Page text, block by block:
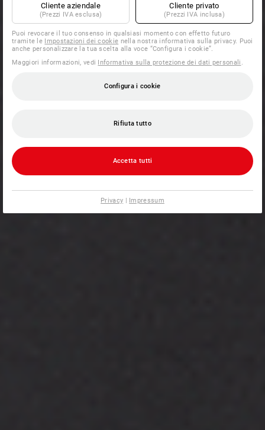
Cliente aziendale
(Prezzi IVA esclusa)
Cliente privato
(Prezzi IVA inclusa)
Puoi revocare il tuo consenso in qualsiasi momento con effetto futuro
tramite le Impostazioni dei cookie nella nostra informativa sulla privacy. Puoi
anche personalizzare la tua scelta alla voce “Configura i cookie”.
Maggiori informazioni, vedi Informativa sulla protezione dei dati personali
Configura i cookie
Rifiuta tutto
Accetta tutti
Privacy | Impressum